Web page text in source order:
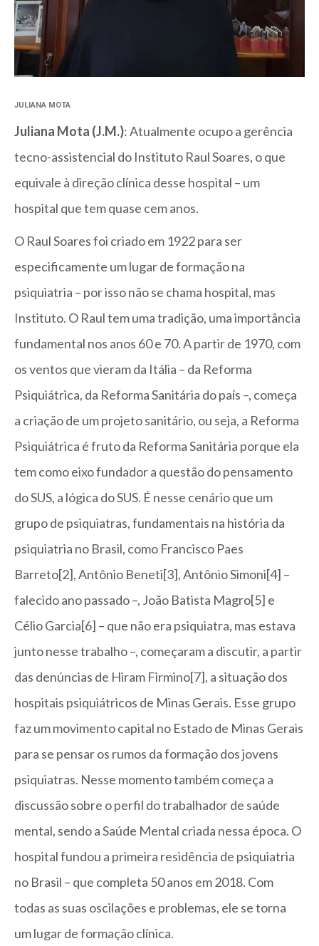
JULIANA MOTA
Juliana Mota (J.M.): Atualmente ocupo a gerência
tecno-assistencial do Instituto Raul Soares, o que
equivale à direção clínica desse hospital – um
hospital que tem quase cem anos.
O Raul Soares foi criado em 1922 para ser
especificamente um lugar de formação na
psiquiatria – por isso não se chama hospital, mas
Instituto. O Raul tem uma tradição, uma importância
fundamental nos anos 60 e 70. A partir de 1970, com
os ventos que vieram da Itália – da Reforma
Psiquiátrica, da Reforma Sanitária do país –, começa
a criação de um projeto sanitário, ou seja, a Reforma
Psiquiátrica é fruto da Reforma Sanitária porque ela
tem como eixo fundador a questão do pensamento
do SUS, a lógica do SUS. É nesse cenário que um
grupo de psiquiatras, fundamentais na história da
psiquiatria no Brasil, como Francisco Paes
Barreto[2], Antônio Beneti[3], Antônio Simoni[4] –
falecido ano passado –, João Batista Magro[5] e
Célio Garcia[6] – que não era psiquiatra, mas estava
junto nesse trabalho –, começaram a discutir, a partir
das denúncias de Hiram Firmino[7], a situação dos
hospitais psiquiátricos de Minas Gerais. Esse grupo
faz um movimento capital no Estado de Minas Gerais
para se pensar os rumos da formação dos jovens
psiquiatras. Nesse momento também começa a
discussão sobre o perfil do trabalhador de saúde
mental, sendo a Saúde Mental criada nessa época. O
hospital fundou a primeira residência de psiquiatria
no Brasil – que completa 50 anos em 2018. Com
todas as suas oscilações e problemas, ele se torna
um lugar de formação clínica.